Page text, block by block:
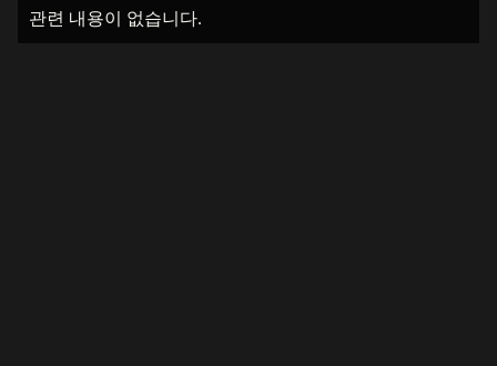
관련 내용이 없습니다.